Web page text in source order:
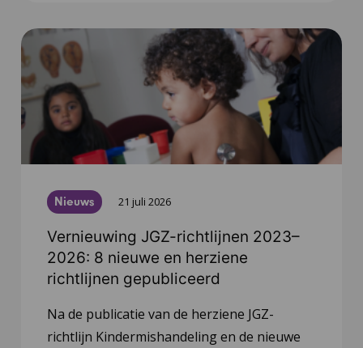
Nieuws 21 juli 2026
Vernieuwing JGZ-richtlijnen 2023–
2026: 8 nieuwe en herziene
richtlijnen gepubliceerd
Na de publicatie van de herziene JGZ-
richtlijn Kindermishandeling en de nieuwe